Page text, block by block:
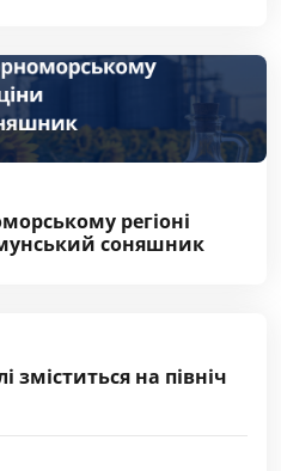
регіоні
соняшник
на північ